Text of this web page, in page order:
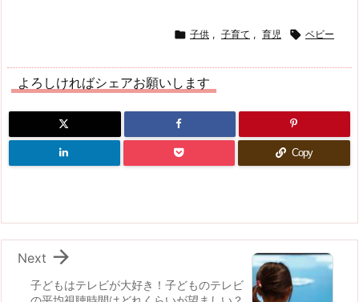
 子供 , 子育て , 育児  ベビー
よろしければシェアお願いします
Copy
子どもはテレビが大好き！子どものテレビ

Next